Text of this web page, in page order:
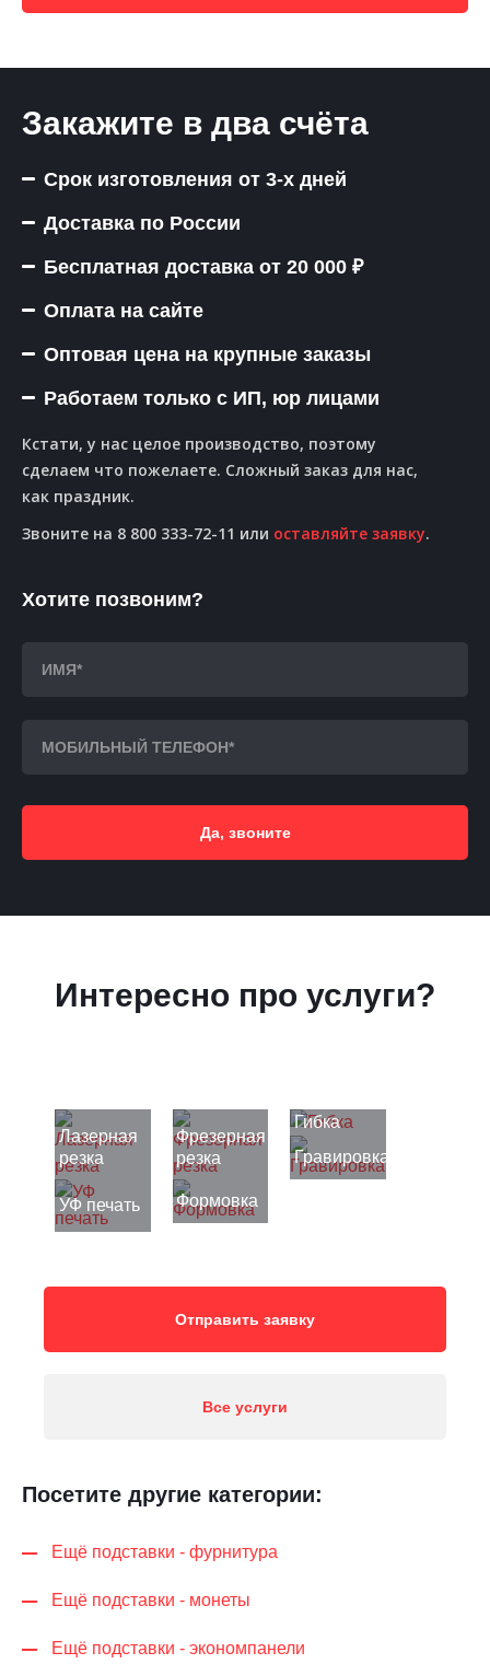
Закажите в два счёта
Срок изготовления от 3-х дней
Доставка по России
Бесплатная доставка от 20 000 ₽
Оплата на сайте
Оптовая цена на крупные заказы
Работаем только с ИП, юр лицами
Кстати, у нас целое производство, поэтому
сделаем что пожелаете. Сложный заказ для нас,
как праздник.
Звоните на 8 800 333-72-11 или оставляйте заявку.
Хотите позвоним?
Да, звоните
Интересно про услуги?
Лазерная
резка
Фрезерная
резка
Гибка
Гравировка
УФ печать Формовка
Отправить заявку
Все услуги
Посетите другие категории:
Ещё подставки - фурнитура
Ещё подставки - монеты
Ещё подставки - экономпанели